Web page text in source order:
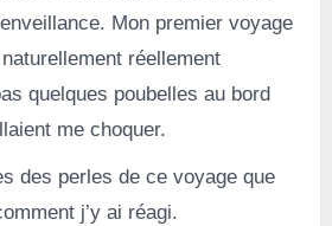
Mon premier voyage
réellement
quelques poubelles au bord
me choquer.
des perles de ce voyage que
j’y ai réagi.